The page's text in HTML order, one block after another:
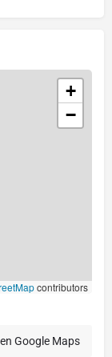
+
−
contributors
Google Maps